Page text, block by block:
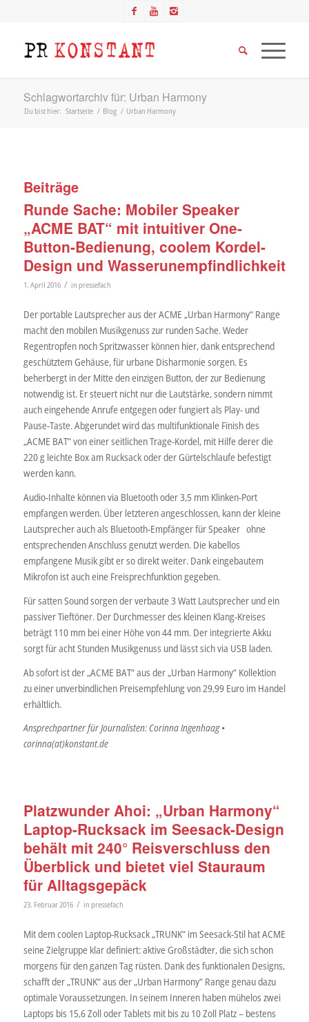
Schlagwortarchiv für: Urban Harmony
Du bist hier: Startseite / Blog / Urban Harmony
Beiträge
Runde Sache: Mobiler Speaker
„ACME BAT“ mit intuitiver One-
Button-Bedienung, coolem Kordel-
Design und Wasserunempfindlichkeit
1. April 2016 / in pressefach
Der portable Lautsprecher aus der ACME „Urban Harmony“ Range
macht den mobilen Musikgenuss zur runden Sache. Weder
Regentropfen noch Spritzwasser können hier, dank entsprechend
geschütztem Gehäuse, für urbane Disharmonie sorgen. Es
beherbergt in der Mitte den einzigen Button, der zur Bedienung
notwendig ist. Er steuert nicht nur die Lautstärke, sondern nimmt
auch eingehende Anrufe entgegen oder fungiert als Play- und
Pause-Taste. Abgerundet wird das multifunktionale Finish des
„ACME BAT“ von einer seitlichen Trage-Kordel, mit Hilfe derer die
220 g leichte Box am Rucksack oder der Gürtelschlaufe befestigt
werden kann.
Audio-Inhalte können via Bluetooth oder 3,5 mm Klinken-Port
empfangen werden. Über letzteren angeschlossen, kann der kleine
Lautsprecher auch als Bluetooth-Empfänger für Speaker ohne
entsprechenden Anschluss genutzt werden. Die kabellos
empfangene Musik gibt er so direkt weiter. Dank eingebautem
Mikrofon ist auch eine Freisprechfunktion gegeben.
Für satten Sound sorgen der verbaute 3 Watt Lautsprecher und ein
passiver Tieftöner. Der Durchmesser des kleinen Klang-Kreises
beträgt 110 mm bei einer Höhe von 44 mm. Der integrierte Akku
sorgt für acht Stunden Musikgenuss und lässt sich via USB laden.
Ab sofort ist der „ACME BAT“ aus der „Urban Harmony“ Kollektion
zu einer unverbindlichen Preisempfehlung von 29,99 Euro im Handel
erhältlich.
Ansprechpartner für Journalisten: Corinna Ingenhaag •
corinna(at)konstant.de
Platzwunder Ahoi: „Urban Harmony“
Laptop-Rucksack im Seesack-Design
behält mit 240° Reisverschluss den
Überblick und bietet viel Stauraum
für Alltagsgepäck
23. Februar 2016 / in pressefach
Mit dem coolen Laptop-Rucksack „TRUNK“ im Seesack-Stil hat ACME
seine Zielgruppe klar definiert: aktive Großstädter, die sich schon
morgens für den ganzen Tag rüsten. Dank des funktionalen Designs,
schafft der „TRUNK“ aus der „Urban Harmony“ Range genau dazu
optimale Voraussetzungen. In seinem Inneren haben mühelos zwei
Laptops bis 15,6 Zoll oder Tablets mit bis zu 10 Zoll Platz – bestens